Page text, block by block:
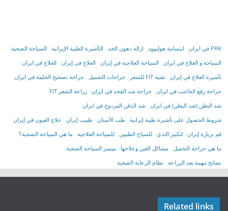
PRK في ايران ابتسامة هوليوود ازالة دهون الخد التأشیرة الطبیة الإیرانیة
السياحة الصحية
السياحة و العلاج في ايران
السیاحة العلاجیة في إیران العلاج في إيران
العلاج في ايران
تأشیرة العلاج في إیران
تقنية FIT للشعر جراحات التجميل
جراحة تصحيح الحلمة في ايران
جراحة رفع الحاجب في ايران
جراحة شد الفخذ في ايران
زراعة الشعر FIT
شد البطن (شد البطن) في ايران
شد الذقن المزدوج في ايران
شروط الحصول على تأشیرة طبیة إیرانیة
طب الأسنان طبيب إيران
علاج العيون في إيران
قم بزيارة إيران
لتكبير الثدي للسياح الطبيين للسياحة العلاجية
ما هي السياحة الصحية؟
ما هي جراحة التجميل
مشاكل العين وعلاجها
ميسر السياحة الصحية
نصائح مهمة بعد الزراعة
نظام الرعاية الصحية
Related links